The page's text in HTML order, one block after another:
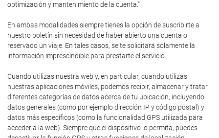
optimización y mantenimiento de la cuenta."
En ambas modalidades siempre tienes la opción de suscribirte a
nuestro boletín sin necesidad de haber abierto una cuenta o
reservado un viaje. En tales casos, se te solicitará solamente la
información imprescindible para prestarte el servicio.
Cuando utilizas nuestra web y, en particular, cuando utilizas
nuestras aplicaciones móviles, podemos recibir, almacenar y tratar
diferentes categorías de datos acerca de tu ubicación, incluyendo
datos generales (como por ejemplo dirección IP y código postal) y
datos más específicos (como la funcionalidad GPS utilizada para
acceder a la web). Siempre que el dispositivo lo permita, puedes